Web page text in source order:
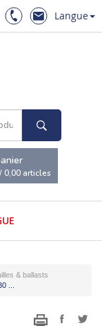
Langue
/0,00 articles
& ballasts
...